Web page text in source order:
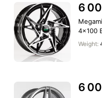
6
4x100
Weight:
6